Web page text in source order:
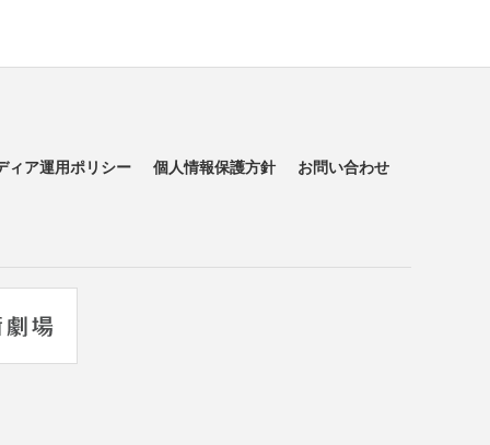
ィア運用ポリシー 個人情報保護方針 お問い合わせ